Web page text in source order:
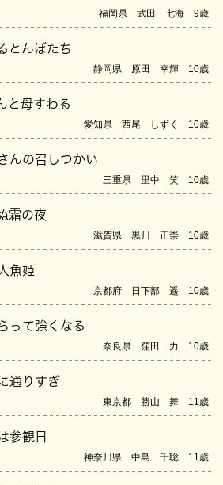
福岡県 武田 七海 9歳
とんぼたち
静岡県 原田 幸輝 10歳
と母すわる
愛知県 西尾 しずく 10歳
んの召しつかい
三重県 里中 笑 10歳
霜の夜
滋賀県 黒川 正崇 10歳
魚姫
京都府 日下部 遥 10歳
って強くなる
奈良県 窪田 力 10歳
通りすぎ
東京都 勝山 舞 11歳
参観日
神奈川県 中島 千聡 11歳